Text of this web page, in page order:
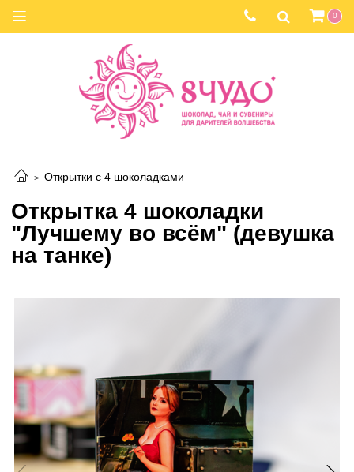
0
Открытки с 4 шоколадками
Открытка 4 шоколадки
"Лучшему во всём" (девушка
на танке)